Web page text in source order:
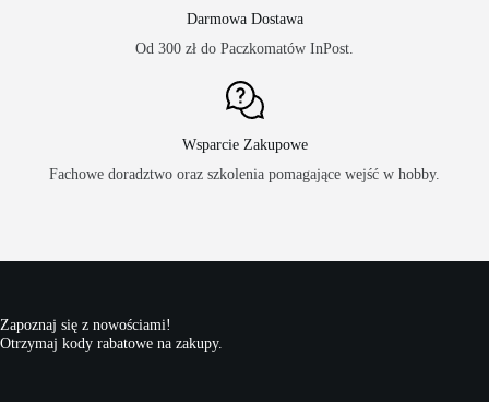
Darmowa Dostawa
Od 300 zł do Paczkomatów InPost.
Wsparcie Zakupowe
Fachowe doradztwo oraz szkolenia pomagające wejść w hobby.
Zapoznaj się z nowościami!
Otrzymaj kody rabatowe na zakupy.